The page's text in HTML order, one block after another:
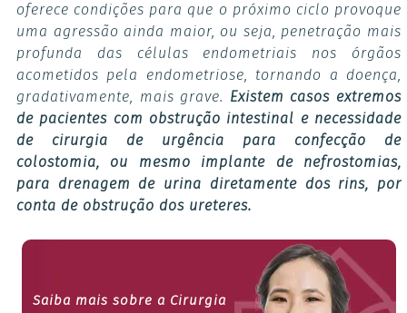
oferece condições para que o próximo ciclo provoque
uma agressão ainda maior, ou seja, penetração mais
profunda das células endometriais nos órgãos
acometidos pela endometriose, tornando a doença,
gradativamente, mais grave. Existem casos extremos
de pacientes com obstrução intestinal e necessidade
de cirurgia de urgência para confecção de
colostomia, ou mesmo implante de nefrostomias,
para drenagem de urina diretamente dos rins, por
conta de obstrução dos ureteres.
Saiba mais sobre a Cirurgia